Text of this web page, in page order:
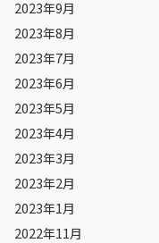
2023年9月
2023年8月
2023年7月
2023年6月
2023年5月
2023年4月
2023年3月
2023年2月
2023年1月
2022年11月